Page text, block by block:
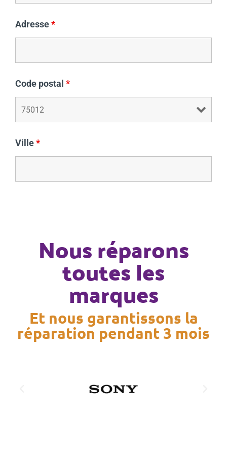
Adresse*
Code postal *
Ville*
Nous réparons
toutes les
marques
Et nous garantissons la
réparation pendant 3 mois